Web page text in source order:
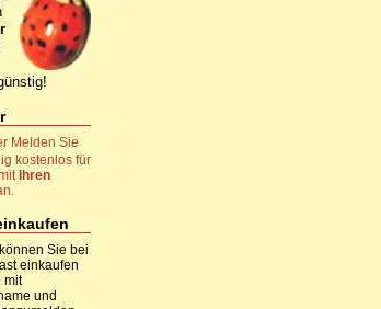
Melden Sie
kostenlos für
Ihren
Sie bei
einkaufen
mit
und